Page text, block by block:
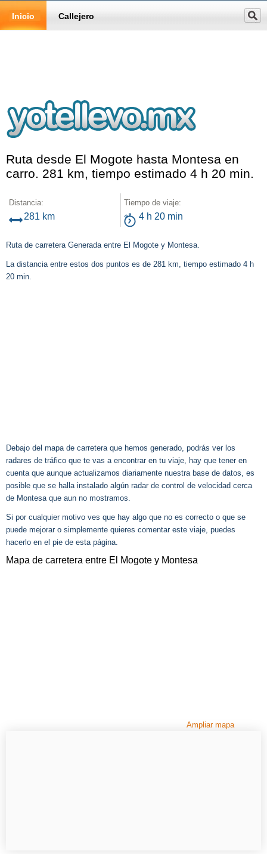
Inicio Callejero
Ruta desde El Mogote hasta Montesa en
carro. 281 km, tiempo estimado 4 h 20 min.
Distancia:
281 km
Tiempo de viaje:
4 h 20 min
Ruta de carretera Generada entre El Mogote y Montesa.
La distancia entre estos dos puntos es de 281 km, tiempo estimado 4 h
20 min.
Debajo del mapa de carretera que hemos generado, podrás ver los
radares de tráfico que te vas a encontrar en tu viaje, hay que tener en
cuenta que aunque actualizamos diariamente nuestra base de datos, es
posible que se halla instalado algún radar de control de velocidad cerca
de Montesa que aun no mostramos.
Si por cualquier motivo ves que hay algo que no es correcto o que se
puede mejorar o simplemente quieres comentar este viaje, puedes
hacerlo en el pie de esta página.
Mapa de carretera entre El Mogote y Montesa
Ampliar mapa